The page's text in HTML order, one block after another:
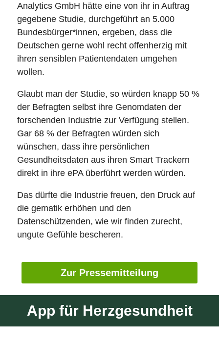
Analytics GmbH hätte eine von ihr in Auftrag
gegebene Studie, durchgeführt an 5.000
Bundesbürger*innen, ergeben, dass die
Deutschen gerne wohl recht offenherzig mit
ihren sensiblen Patientendaten umgehen
wollen.
Glaubt man der Studie, so würden knapp 50 %
der Befragten selbst ihre Genomdaten der
forschenden Industrie zur Verfügung stellen.
Gar 68 % der Befragten würden sich
wünschen, dass ihre persönlichen
Gesundheitsdaten aus ihren Smart Trackern
direkt in ihre ePA überführt werden würden.
Das dürfte die Industrie freuen, den Druck auf
die gematik erhöhen und den
Datenschützenden, wie wir finden zurecht,
ungute Gefühle bescheren.
Zur Pressemitteilung
App für Herzgesundheit